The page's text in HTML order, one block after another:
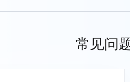
常见问